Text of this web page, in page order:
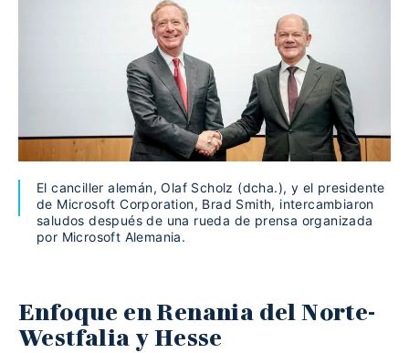
El canciller alemán, Olaf Scholz (dcha.), y el presidente
de Microsoft Corporation, Brad Smith, intercambiaron
saludos después de una rueda de prensa organizada
por Microsoft Alemania.
Enfoque en Renania del Norte-
Westfalia y Hesse